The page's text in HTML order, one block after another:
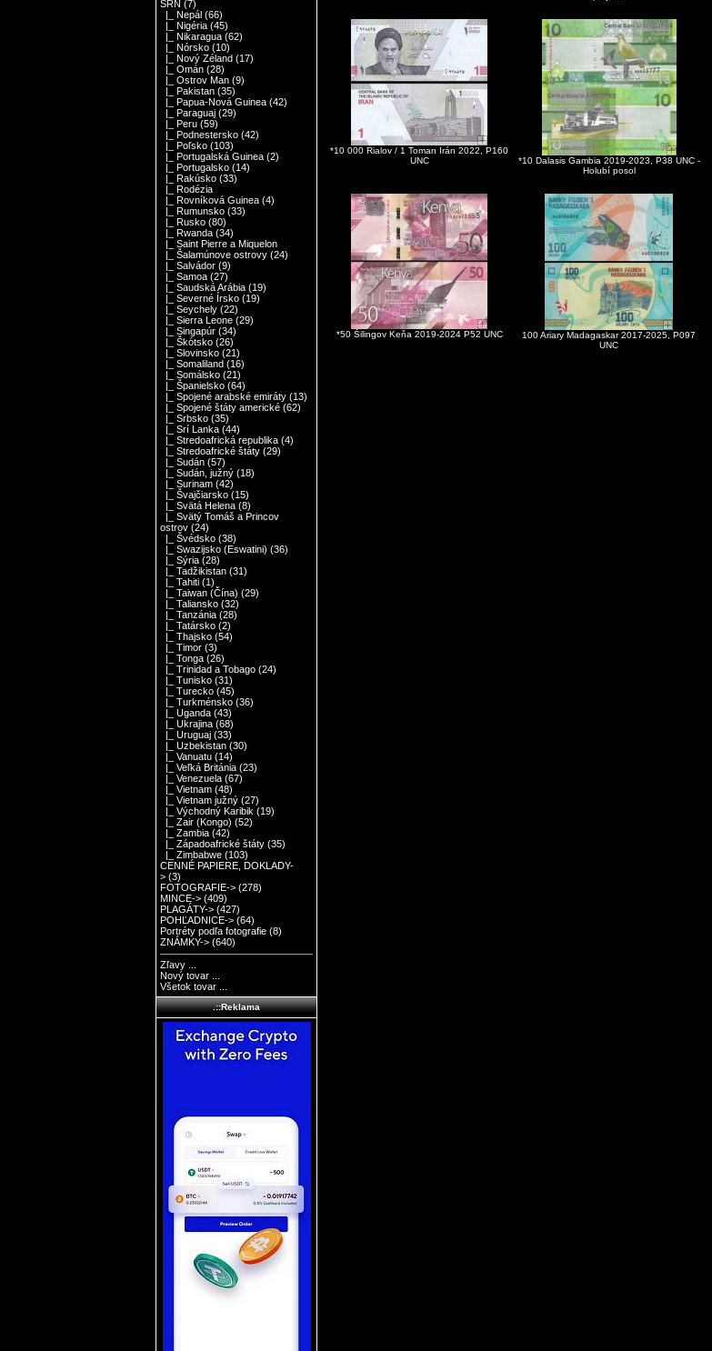
SRN (7)
|_ Nepál (66)
|_ Nigéria (45)
|_ Nikaragua (62)
|_ Nórsko (10)
|_ Nový Zéland (17)
|_ Omán (28)
|_ Ostrov Man (9)
|_ Pakistan (35)
|_ Papua-Nová Guinea (42)
|_ Paraguaj (29)
|_ Peru (59)
|_ Podnestersko (42)
|_ Poľsko (103)
|_ Portugalská Guinea (2)
|_ Portugalsko (14)
|_ Rakúsko (33)
|_ Rodézia
|_ Rovníková Guinea (4)
|_ Rumunsko (33)
|_ Rusko (80)
|_ Rwanda (34)
|_ Saint Pierre a Miquelon
|_ Šalamúnove ostrovy (24)
|_ Salvádor (9)
|_ Samoa (27)
|_ Saudská Arábia (19)
|_ Severné Írsko (19)
|_ Seychely (22)
|_ Sierra Leone (29)
|_ Singapúr (34)
|_ Škótsko (26)
|_ Slovinsko (21)
|_ Somaliland (16)
|_ Somálsko (21)
|_ Španielsko (64)
|_ Spojené arabské emiráty (13)
|_ Spojené štáty americké (62)
|_ Srbsko (35)
|_ Srí Lanka (44)
|_ Stredoafrická republika (4)
|_ Stredoafrické štáty (29)
|_ Sudán (57)
|_ Sudán, južný (18)
|_ Surinam (42)
|_ Švajčiarsko (15)
|_ Svätá Helena (8)
|_ Svätý Tomáš a Princov
ostrov (24)
|_ Švédsko (38)
|_ Swazijsko (Eswatini) (36)
|_ Sýria (28)
|_ Tadžikistan (31)
|_ Tahiti (1)
|_ Taiwan (Čína) (29)
|_ Taliansko (32)
|_ Tanzánia (28)
|_ Tatársko (2)
|_ Thajsko (54)
|_ Timor (3)
|_ Tonga (26)
|_ Trinidad a Tobago (24)
|_ Tunisko (31)
|_ Turecko (45)
|_ Turkménsko (36)
|_ Uganda (43)
|_ Ukrajina (68)
|_ Uruguaj (33)
|_ Uzbekistan (30)
|_ Vanuatu (14)
|_ Veľká Británia (23)
|_ Venezuela (67)
|_ Vietnam (48)
|_ Vietnam južný (27)
|_ Východný Karibik (19)
|_ Zair (Kongo) (52)
|_ Zambia (42)
|_ Západoafrické štáty (35)
|_ Zimbabwe (103)
CENNÉ PAPIERE, DOKLADY-
> (3)
FOTOGRAFIE-> (278)
MINCE-> (409)
PLAGÁTY-> (427)
POHĽADNICE-> (64)
Portréty podľa fotografie (8)
ZNÁMKY-> (640)
Zľavy ...
Nový tovar ...
Všetok tovar ...
.::Reklama
*10 000 Rialov / 1 Toman Irán 2022, P160
UNC
*10 Dalasis Gambia 2019-2023, P38 UNC -
Holubí posol
*50 Šilingov Keňa 2019-2024 P52 UNC
100 Ariary Madagaskar 2017-2025, P097
UNC